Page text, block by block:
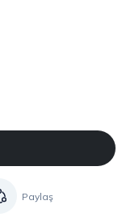
Paylaş